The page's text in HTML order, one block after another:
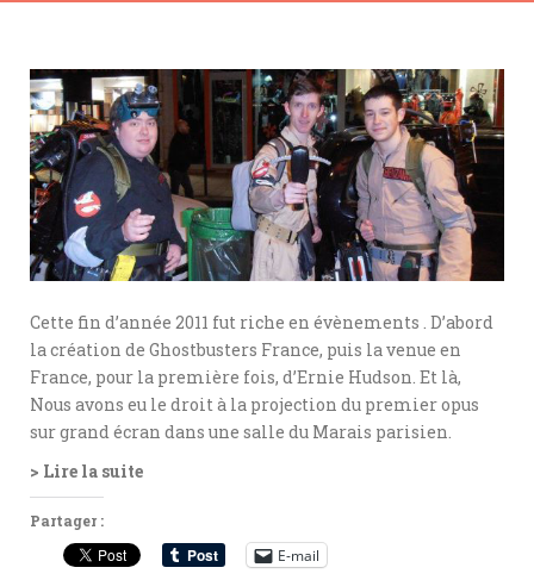
Cette fin d’année 2011 fut riche en évènements . D’abord
la création de Ghostbusters France, puis la venue en
France, pour la première fois, d’Ernie Hudson. Et là,
Nous avons eu le droit à la projection du premier opus
sur grand écran dans une salle du Marais parisien.
> Lire la suite
Partager :
E-mail